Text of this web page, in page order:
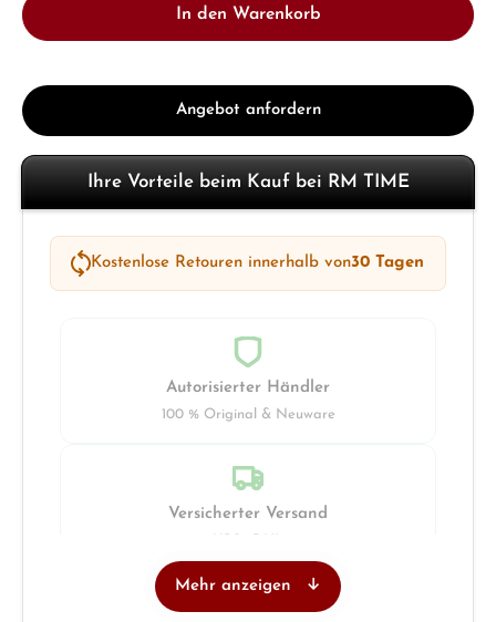
In den Warenkorb
Angebot anfordern
Ihre Vorteile beim Kauf bei RM TIME
Kostenlose Retouren innerhalb von30 Tagen
Autorisierter Händler
100 % Original & Neuware
Versicherter Versand
Mehr anzeigen